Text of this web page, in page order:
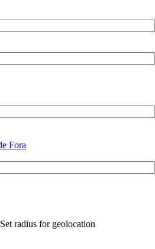
Set radius for geolocation